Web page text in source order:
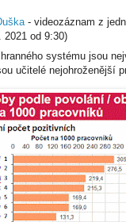
- videozáznam z
2021 od 9:30)
systému jsou
učitelé nejohroženější